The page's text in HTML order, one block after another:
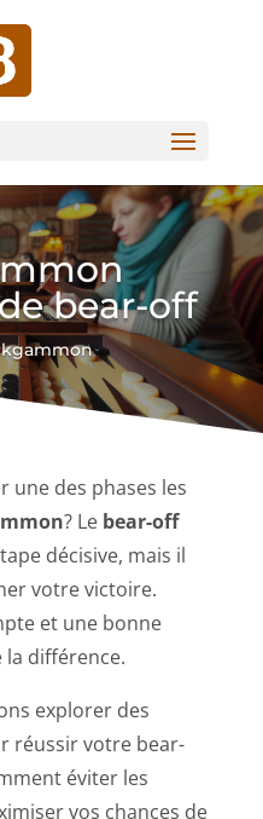
bear-off
une des phases les
? Le bear-off
décisive, mais il
votre victoire.
et une bonne
différence.
explorer des
réussir votre bear-
éviter les
vos chances de